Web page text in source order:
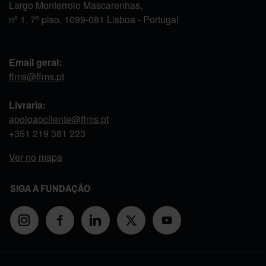
Largo Monterroio Mascarenhas,
nº 1, 7º piso, 1099-081 Lisboa - Portugal
Email geral:
ffms@ffms.pt
Livraria:
apoioaocliente@ffms.pt
+351 219 381 223
Ver no mapa
SIGA A FUNDAÇÃO